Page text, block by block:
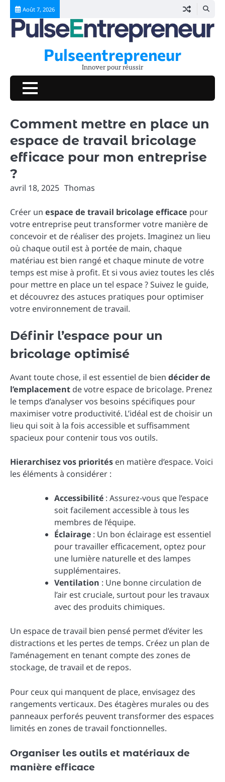
Skip
content
Août 7, 2026
Pulseentrepreneur
Innover pour réussir
Comment mettre en place un
espace de travail bricolage
efficace pour mon entreprise
?
avril 18, 2025 Thomas
Créer un espace de travail bricolage efficace pour
votre entreprise peut transformer votre manière de
concevoir et de réaliser des projets. Imaginez un lieu
où chaque outil est à portée de main, chaque
matériau est bien rangé et chaque minute de votre
temps est mise à profit. Et si vous aviez toutes les clés
pour mettre en place un tel espace ? Suivez le guide,
et découvrez des astuces pratiques pour optimiser
votre environnement de travail.
Définir l’espace pour un
bricolage optimisé
Avant toute chose, il est essentiel de bien décider de
l’emplacement de votre espace de bricolage. Prenez
le temps d’analyser vos besoins spécifiques pour
maximiser votre productivité. L’idéal est de choisir un
lieu qui soit à la fois accessible et suffisamment
spacieux pour contenir tous vos outils.
Hierarchisez vos priorités en matière d’espace. Voici
les éléments à considérer :
Accessibilité : Assurez-vous que l’espace
soit facilement accessible à tous les
membres de l’équipe.
Éclairage : Un bon éclairage est essentiel
pour travailler efficacement, optez pour
une lumière naturelle et des lampes
supplémentaires.
Ventilation : Une bonne circulation de
l’air est cruciale, surtout pour les travaux
avec des produits chimiques.
Un espace de travail bien pensé permet d’éviter les
distractions et les pertes de temps. Créez un plan de
l’aménagement en tenant compte des zones de
stockage, de travail et de repos.
Pour ceux qui manquent de place, envisagez des
rangements verticaux. Des étagères murales ou des
panneaux perforés peuvent transformer des espaces
limités en zones de travail fonctionnelles.
Organiser les outils et matériaux de
manière efficace